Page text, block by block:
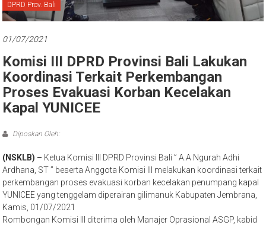
Bali
DPRD Prov. Bali
01/07/2021
Komisi III DPRD Provinsi Bali Lakukan
Koordinasi Terkait Perkembangan
Proses Evakuasi Korban Kecelakan
Kapal YUNICEE
Diposkan Oleh:
(NSKLB) – Ketua Komisi III DPRD Provinsi Bali ” A.A Ngurah Adhi
Ardhana, ST ” beserta Anggota Komisi III melakukan koordinasi terkait
perkembangan proses evakuasi korban kecelakan penumpang kapal
YUNICEE yang tenggelam diperairan gilimanuk Kabupaten Jembrana,
Kamis, 01/07/2021
Rombongan Komisi III diterima oleh Manajer Oprasional ASGP, kabid